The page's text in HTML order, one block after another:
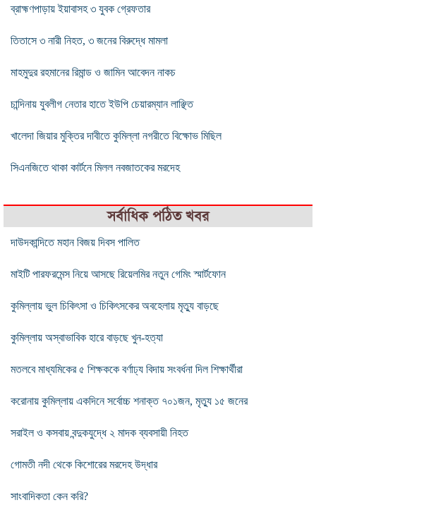
ব্রাহ্মণপাড়ায় ইয়াবাসহ ৩ যুবক গ্রেফতার
তিতাসে ৩ নারী নিহত, ৩ জনের বিরুদ্ধে মামলা
মাহমুদুর রহমানের রিমান্ড ও জামিন আবেদন নাকচ
চান্দিনায় যুবলীগ নেতার হাতে ইউপি চেয়ারম্যান লাঞ্ছিত
খালেদা জিয়ার মুক্তির দাবীতে কুমিল্লা নগরীতে বিক্ষোভ মিছিল
সিএনজিতে থাকা কার্টনে মিলল নবজাতকের মরদেহ
সর্বাধিক পঠিত খবর
দাউদকান্দিতে মহান বিজয় দিবস পালিত
মাইটি পারফরমেন্স নিয়ে আসছে রিয়েলমির নতুন গেমিং স্মার্টফোন
কুমিল্লায় ভুল চিকিৎসা ও চিকিৎসকের অবহেলায় মৃত্যু বাড়ছে
কুমিল্লায় অস্বাভাবিক হারে বাড়ছে খুন-হত্যা
মতলবে মাধ্যমিকের ৫ শিক্ষককে বর্ণাঢ্য বিদায় সংবর্ধনা দিল শিক্ষার্থীরা
করোনায় কুমিল্লায় একদিনে সর্বোচ্চ শনাক্ত ৭০১জন, মৃত্যু ১৫ জনের
সরাইল ও কসবায় বন্দুকযুদ্ধে ২ মাদক ব্যবসায়ী নিহত
গোমতী নদী থেকে কিশোরের মরদেহ উদ্ধার
সাংবাদিকতা কেন করি?